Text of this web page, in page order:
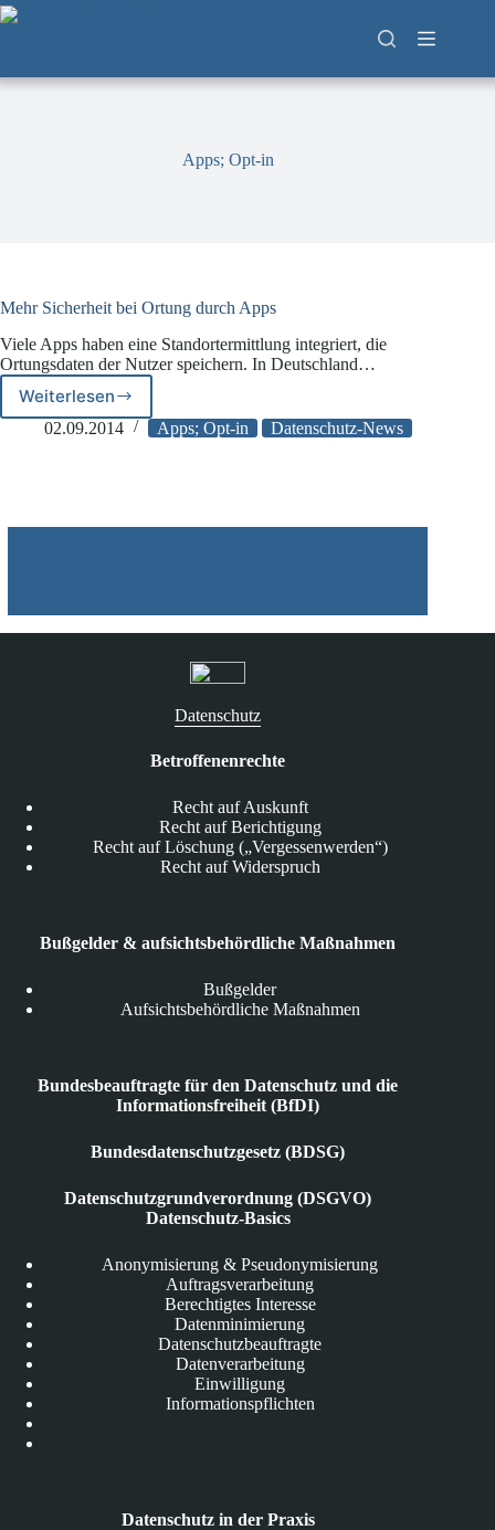
Zum
Inhalt
Apps; Opt-in
Mehr Sicherheit bei Ortung durch Apps
Viele Apps haben eine Standortermittlung integriert, die
Ortungsdaten der Nutzer speichern. In Deutschland…
Weiterlesen
Mehr
Sicherheit
02.09.2014 Apps; Opt-in Datenschutz-News
Datenschutz
Betroffenenrechte
Recht auf Auskunft
Recht auf Berichtigung
Recht auf Löschung („Vergessenwerden“)
Recht auf Widerspruch
Bußgelder & aufsichtsbehördliche Maßnahmen
Bußgelder
Aufsichtsbehördliche Maßnahmen
Bundesbeauftragte für den Datenschutz und die
Informationsfreiheit (BfDI)
Bundesdatenschutzgesetz (BDSG)
Datenschutzgrundverordnung (DSGVO)
Datenschutz-Basics
Anonymisierung & Pseudonymisierung
Auftragsverarbeitung
Berechtigtes Interesse
Datenminimierung
Datenschutzbeauftragte
Datenverarbeitung
Einwilligung
Informationspflichten
Datenschutz in der Praxis